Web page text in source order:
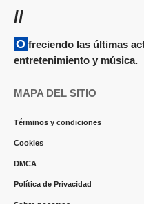
//
Ofreciendo las últimas actualizaciones y noticias sobre
entretenimiento y música.
MAPA DEL SITIO
Términos y condiciones
Cookies
DMCA
Política de Privacidad